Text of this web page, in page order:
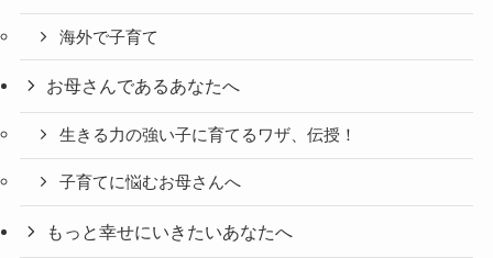
海外で子育て
お母さんであるあなたへ
生きる力の強い子に育てるワザ、伝授！
子育てに悩むお母さんへ
もっと幸せにいきたいあなたへ